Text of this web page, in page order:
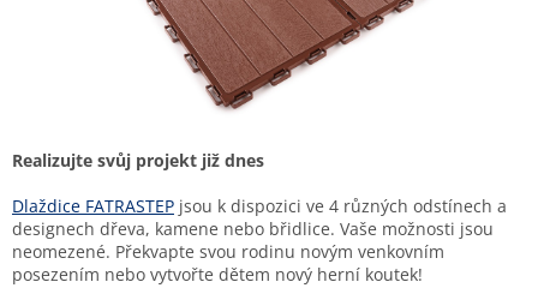
Realizujte svůj projekt již dnes
Dlaždice FATRASTEP jsou k dispozici ve 4 různých odstínech a
designech dřeva, kamene nebo břidlice. Vaše možnosti jsou
neomezené. Překvapte svou rodinu novým venkovním
posezením nebo vytvořte dětem nový herní koutek!